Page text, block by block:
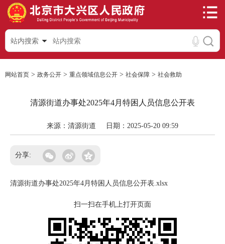
站内搜索
网站首页 > 政务公开 > 重点领域信息公开 > 社会保障 > 社会救助
清源街道办事处2025年4月特困人员信息公开表
来源：清源街道 日期：2025-05-20 09:59
分享:
清源街道办事处2025年4月特困人员信息公开表.xlsx
扫一扫在手机上打开页面